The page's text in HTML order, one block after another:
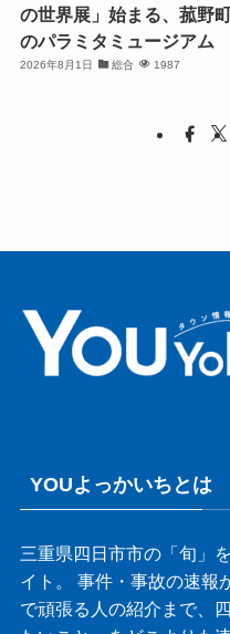
の世界展」始まる、菰野
のパラミタミュージアム
2026年8月1日 総合 1987
YOUよっかいちとは
三重県四日市市の「旬」
イト。 事件・事故の速報
で頑張る人の紹介まで、